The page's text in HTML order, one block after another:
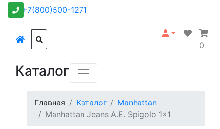
+7(800)500-1271
0
Каталог
Главная Каталог
Manhattan
Manhattan Jeans A.E. Spigolo 1x1